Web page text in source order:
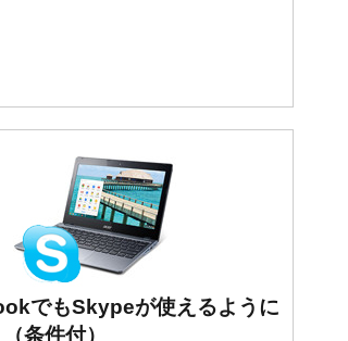
でもSkypeが使えるように
条件付）